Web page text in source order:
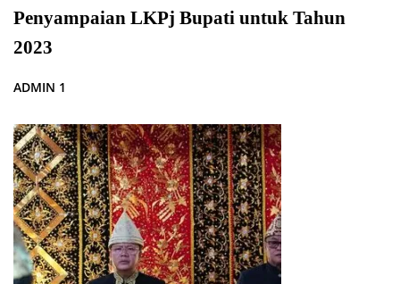
Penyampaian LKPj Bupati untuk Tahun
2023
ADMIN 1